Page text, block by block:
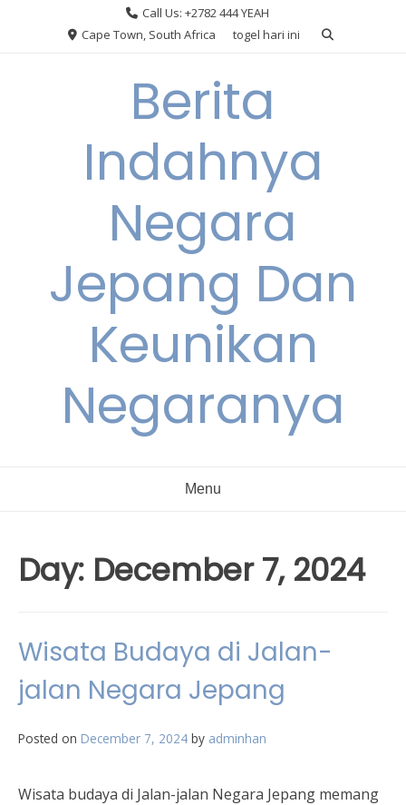
Call Us: +2782 444 YEAH
Cape Town, South Africa
togel hari ini
Berita
Indahnya
Negara
Jepang Dan
Keunikan
Negaranya
Menu
Day: December 7, 2024
Wisata Budaya di Jalan-
jalan Negara Jepang
Posted on December 7, 2024 by adminhan
Wisata budaya di Jalan-jalan Negara Jepang memang